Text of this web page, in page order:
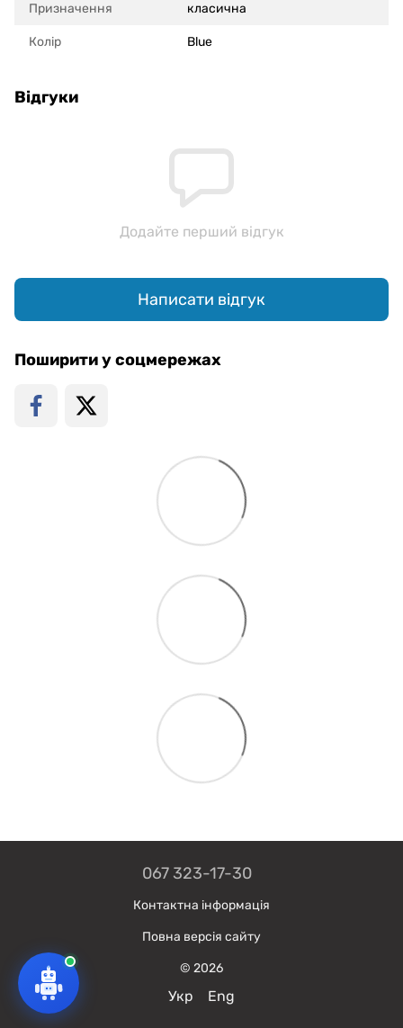
Призначення класична
Колір Blue
Відгуки
Додайте перший відгук
Написати відгук
Поширити у соцмережах
067 323-17-30
Контактна інформація
Повна версія сайту
© 2026
Укр Eng